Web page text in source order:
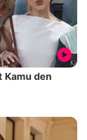
Kamu den